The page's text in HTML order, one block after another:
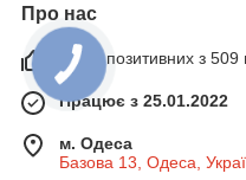
Про нас
100% позитивних з 509
Працює з 25.01.2022
м. Одеса
Базова 13, Одеса,